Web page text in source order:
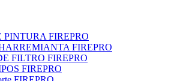
PINTURA FIREPRO
FIREPRO
FILTRO FIREPRO
FIREPRO